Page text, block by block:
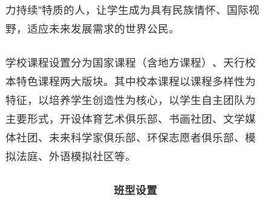
力持续”特质的人，让学生成为具有民族情怀、国际视
野，适应未来发展需求的世界公民。
学校课程设置分为国家课程（含地方课程）、天行校
本特色课程两大版块。其中校本课程以课程多样性为
特征，以培养学生创造性为核心，以学生自主团队为
主要形式，开设体育艺术俱乐部、书画社团、文学媒
体社团、未来科学家俱乐部、环保志愿者俱乐部、模
拟法庭、外语模拟社区等。
班型设置